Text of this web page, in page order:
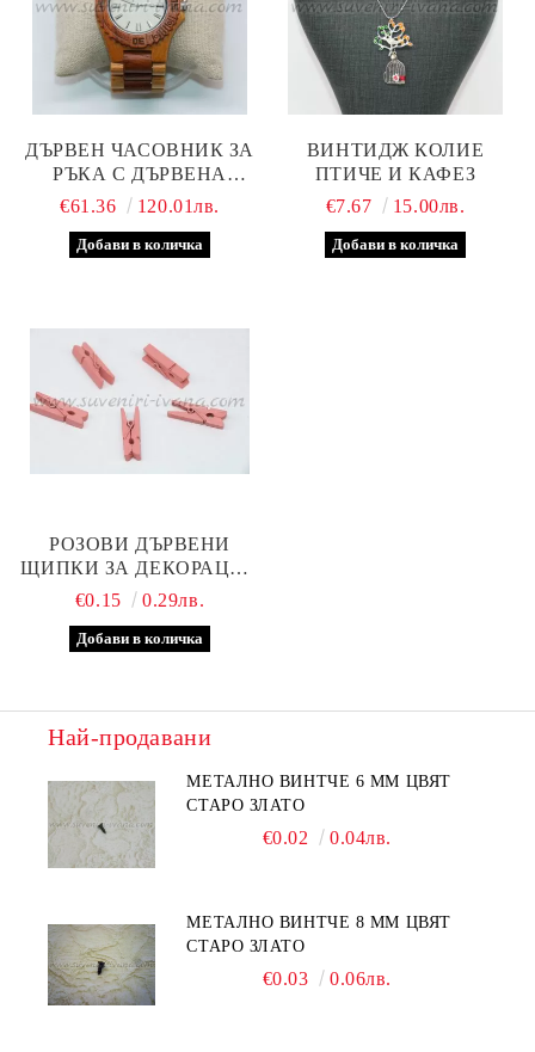
ДЪРВЕН ЧАСОВНИК ЗА
РЪКА С ДЪРВЕНА
КАИШКА, МОДЕЛ ЕДНО
€61.36 120.01лв.
ВИНТИДЖ КОЛИЕ
ПТИЧЕ И КАФЕЗ
€7.67
15.00лв.
РОЗОВИ ДЪРВЕНИ
ЩИПКИ ЗА ДЕКОРАЦИЯ
3,5 Х 0,7 СМ
€0.15 0.29лв.
Най-продавани
МЕТАЛНО ВИНТЧЕ 6 ММ ЦВЯТ
СТАРО ЗЛАТО
€0.02 0.04лв.
МЕТАЛНО ВИНТЧЕ 8 ММ ЦВЯТ
СТАРО ЗЛАТО
€0.03 0.06лв.